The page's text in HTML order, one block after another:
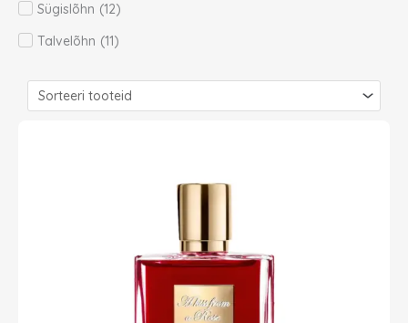
Sügislõhn (12)
Talvelõhn (11)